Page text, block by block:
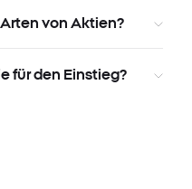
von Aktien?
für den Einstieg?